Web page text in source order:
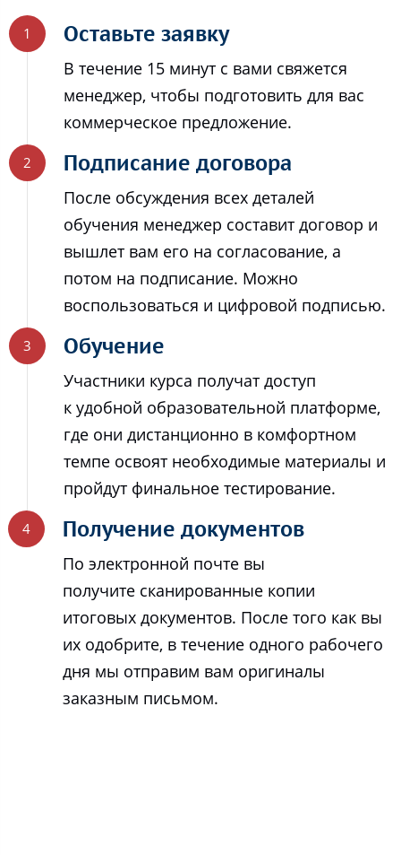
Оставьте заявку
В течение 15 минут с вами свяжется
менеджер, чтобы подготовить для вас
коммерческое предложение.
Подписание договора
После обсуждения всех деталей
обучения менеджер составит договор и
вышлет вам его на согласование, а
потом на подписание. Можно
воспользоваться и цифровой подписью.
Обучение
Участники курса получат доступ
к удобной образовательной платформе,
где они дистанционно в комфортном
темпе освоят необходимые материалы и
пройдут финальное тестирование.
Получение документов
По электронной почте вы
получите сканированные копии
итоговых документов. После того как вы
их одобрите, в течение одного рабочего
дня мы отправим вам оригиналы
заказным письмом.